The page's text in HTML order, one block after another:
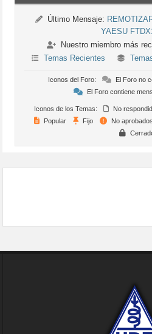
Último Mensaje:
YAESU
Nuestro miembro más
Temas Recientes
Iconos del Foro:
El Foro no
El Foro contiene
Iconos de los Temas: No
Popular
Fijo No aprobados